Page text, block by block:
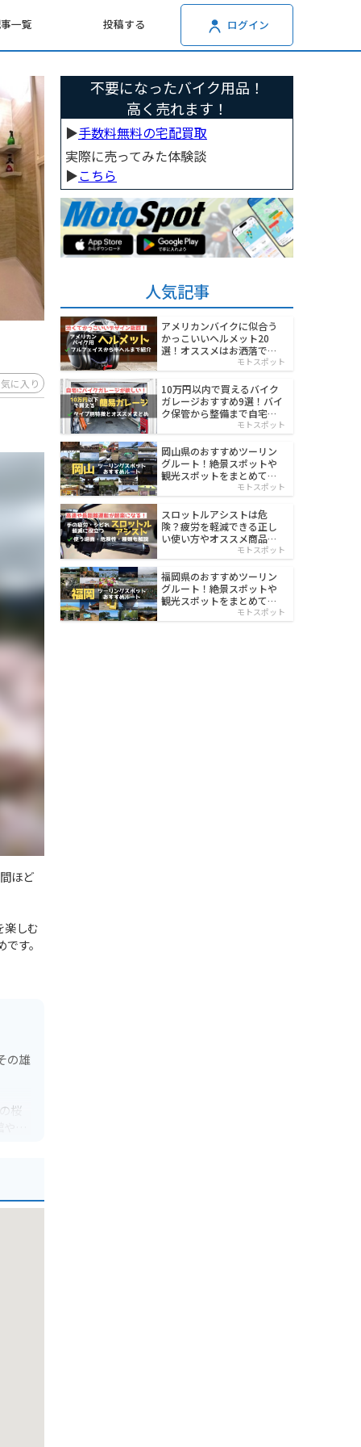
一覧 投稿する ログイン
に入り
ほど
楽しむ
す。
の雄
桜
不要になったバイク用品！
高く売れます！
▶︎手数料無料の宅配買取
実際に売ってみた体験談
▶︎こちら
人気記事
アメリカンバイクに似合う
かっこいいヘルメット20
選！オススメはお洒落でワ
モトスポット
10万円以内で買えるバイク
ガレージおすすめ9選！バイ
ク保管から整備まで自宅で
モトスポット
岡山県のおすすめツーリン
グルート！絶景スポットや
観光スポットをまとめて紹
モトスポット
スロットルアシストは危
険？疲労を軽減できる正し
い使い方やオススメ商品を
モトスポット
福岡県のおすすめツーリン
グルート！絶景スポットや
観光スポットをまとめて紹
モトスポット